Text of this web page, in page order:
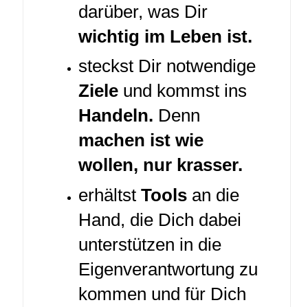
darüber, was Dir
wichtig im Leben ist.
steckst Dir notwendige
Zieleund kommst ins
Handeln. Denn
machen ist wie
wollen, nur krasser.
erhältstToolsan die
Hand, die Dich dabei
unterstützen in die
Eigenverantwortung zu
kommen und für Dich